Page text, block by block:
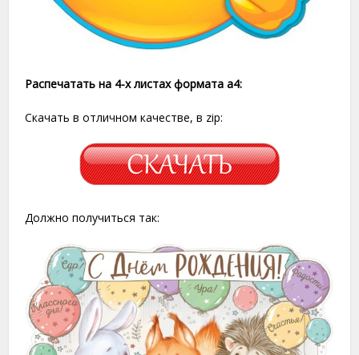
Распечатать на 4-х листах формата a4:
Скачать в отличном качестве, в zip:
Должно получиться так: